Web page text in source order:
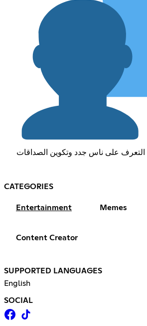
التعرف على ناس جدد وتكوين الصداقات
CATEGORIES
Entertainment Memes
Content Creator
SUPPORTED LANGUAGES
English
SOCIAL